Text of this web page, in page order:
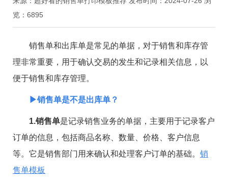
览：6895
销售单和出库单是常见的单据，对于销售和库存管
理非常重要，用于确认交易的发生和记录相关信息，以
便于销售和库存管理。
▶销售单是不是出库单？
1.销售单是记录销售业务的单据，主要用于记录客户
订单的信息，包括商品名称、数量、价格、客户信息
等。它是销售部门用来确认和处理客户订单的基础。 销
售单模板